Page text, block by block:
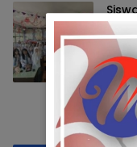
Ikuti
Berita